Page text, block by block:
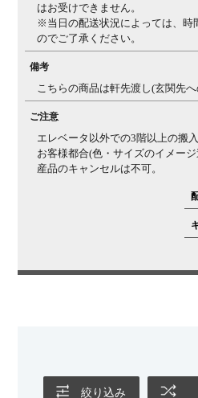
はお受けできません。
※当日の配送状況によっては、時
のでご了承ください。
備考
こちらの商品は軒先渡し(玄関先へ
ご注意
エレベータ以外での3階以上の搬
お客様都合(色・サイズのイメー
産品のキャンセルは不可。
絞り込み